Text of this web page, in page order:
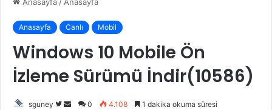
Anasayfa Canlı Mobil
Windows 10 Mobile Ön
İzleme Sürümü İndir(10586)
sguney
Twitter'da
Bir
0 4.108 1 dakika okuma süresi